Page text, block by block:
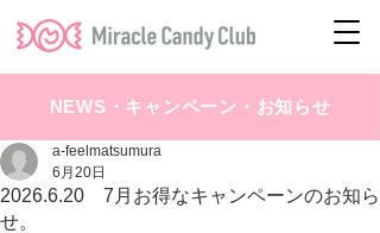
NEWS・キャンペーン・お知らせ
2026.6.20 7月お得なキャンペーンのお知ら
せ。
a-feelmatsumura
6月20日